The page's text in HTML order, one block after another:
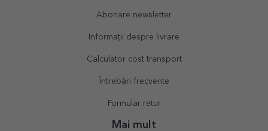
Abonare newsletter
Informații despre livrare
Calculator cost transport
Întrebări frecvente
Formular retur
Mai mult